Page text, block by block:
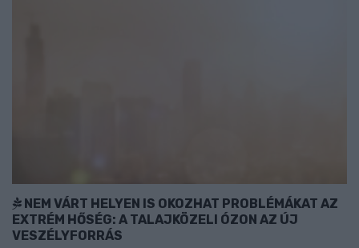
NEM VÁRT HELYEN IS OKOZHAT PROBLÉMÁKAT AZ
EXTRÉM HŐSÉG: A TALAJKÖZELI ÓZON AZ ÚJ
VESZÉLYFORRÁS